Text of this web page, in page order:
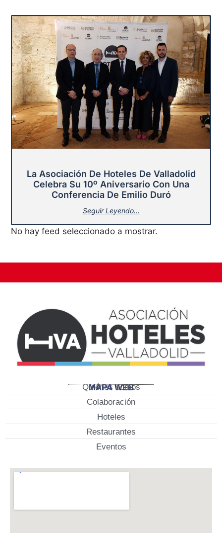
La Asociación De Hoteles De Valladolid
Celebra Su 10º Aniversario Con Una
Conferencia De Emilio Duró
Seguir Leyendo...
No hay feed seleccionado a mostrar.
MAPA WEB
Quiénes somos
Colaboración
Hoteles
Restaurantes
Eventos